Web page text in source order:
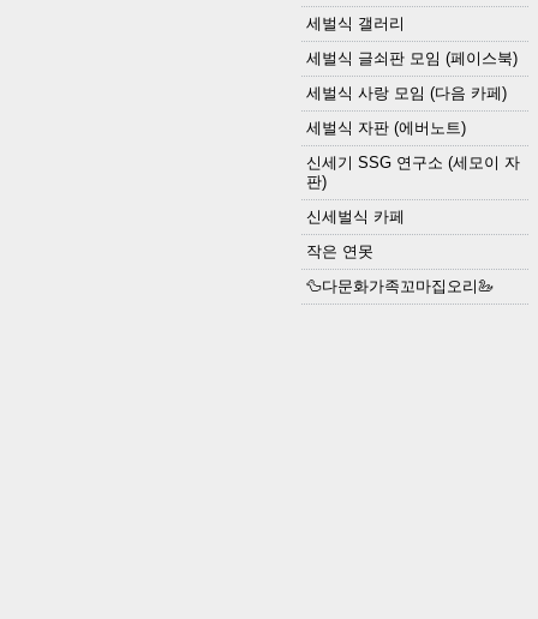
세벌식 갤러리
세벌식 글쇠판 모임 (페이스북)
세벌식 사랑 모임 (다음 카페)
세벌식 자판 (에버노트)
신세기 SSG 연구소 (세모이 자
판)
신세벌식 카페
작은 연못
🦆다문화가족꼬마집오리🦢